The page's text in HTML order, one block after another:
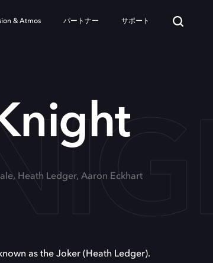
& Atmos パートナー サポート
Heath Ledger, Aaron Eckhart
as the Joker (Heath Ledger).